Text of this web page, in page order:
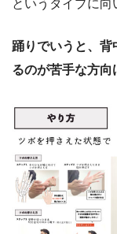
というタイプに向
踊りでいうと、
るのが苦手な方向